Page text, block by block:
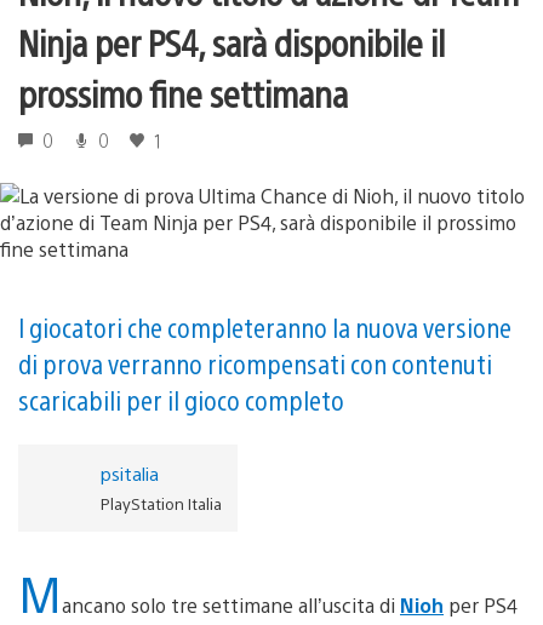
Ninja per PS4, sarà disponibile il
prossimo fine settimana
0 0 1
I giocatori che completeranno la nuova versione
di prova verranno ricompensati con contenuti
scaricabili per il gioco completo
psitalia
PlayStation Italia
Mancano solo tre settimane all’uscita di Nioh per PS4